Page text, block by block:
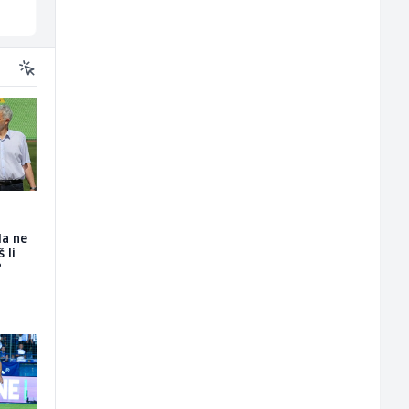
ne
li